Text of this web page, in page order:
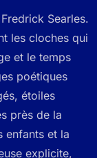
Searles.
les cloches qui
et le temps
poétiques
étoiles
près de la
enfants et la
explicite,